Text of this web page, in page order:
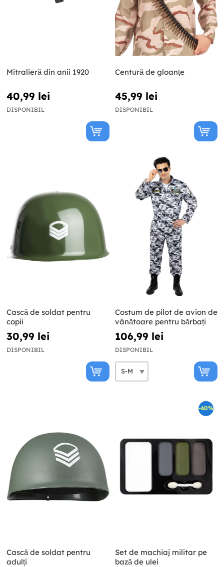
Mitralieră din anii 1920
40,99 lei
DISPONIBIL
Centură de gloanțe
45,99 lei
DISPONIBIL
Cască de soldat pentru
copii
30,99 lei
DISPONIBIL
Costum de pilot de avion de
vânătoare pentru bărbați
106,99 lei
DISPONIBIL
Cască de soldat pentru
adulți
-60%
Set de machiaj militar pe
bază de ulei